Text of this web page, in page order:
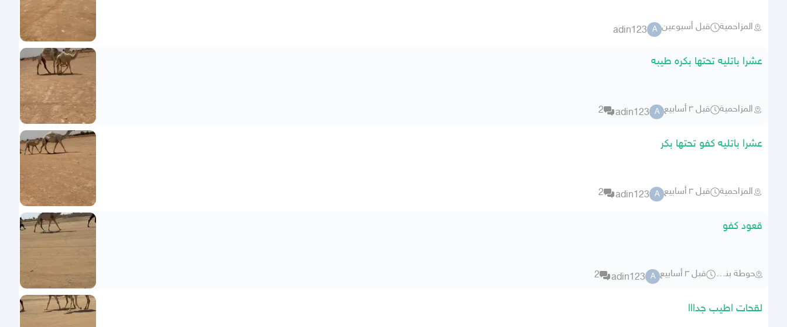
المزاحمية قبل أسبوعين A
adin123
عشرا باتليه تحتها بكره طيبه
المزاحمية قبل ٣ أسابيع A
adin123
2
عشرا باتليه كفو تحتها بكر
المزاحمية قبل ٣ أسابيع A
adin123
2
قعود كفو
حوطة بني تميم قبل ٣ أسابيع A
adin123
2
لقحات اطيب جدااا